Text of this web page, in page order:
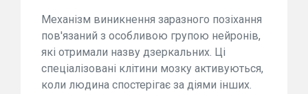
Механізм виникнення заразного позіхання
пов'язаний з особливою групою нейронів,
які отримали назву дзеркальних. Ці
спеціалізовані клітини мозку активуються,
коли людина спостерігає за діями інших.